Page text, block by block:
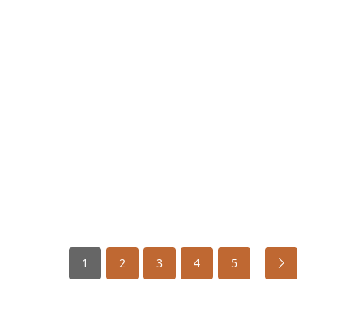
1 2 3 4 5